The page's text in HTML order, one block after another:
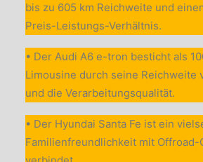
bis zu 605 km Reichweite und
Preis-Leistungs-Verhältnis.
• Der Audi A6 e-tron besticht als
Limousine durch seine Reichweite
und die Verarbeitungsqualität.
• Der Hyundai Santa Fe ist ein
Familienfreundlichkeit mit Offroad-